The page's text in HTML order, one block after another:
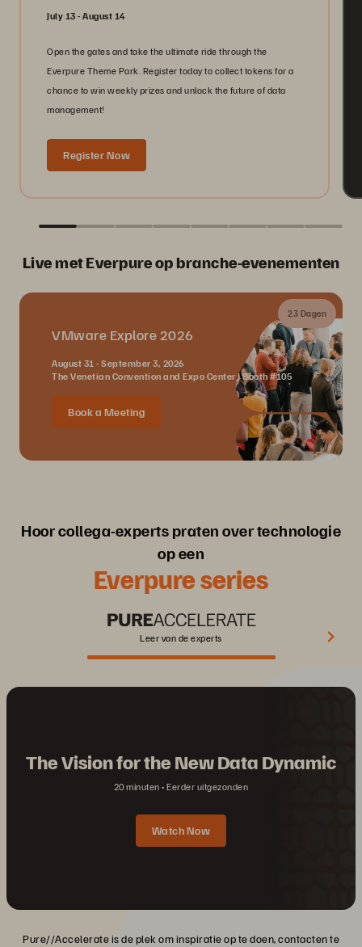
July 13 - August 14
Open the gates and take the ultimate ride through the
Everpure Theme Park. Register today to collect tokens for a
chance to win weekly prizes and unlock the future of data
management!
Register Now
Live met Everpure op branche-evenementen
23 Dagen
VMware Explore 2026
August 31 - September 3, 2026
The Venetian Convention and Expo Center | Booth #105
Book a Meeting
Hoor collega-experts praten over technologie
op een
Everpure series
Leer van de experts
The Vision for the New Data Dynamic
20 minuten Eerder uitgezonden
Watch Now
Pure//Accelerate is de plek om inspiratie op te doen, contacten te